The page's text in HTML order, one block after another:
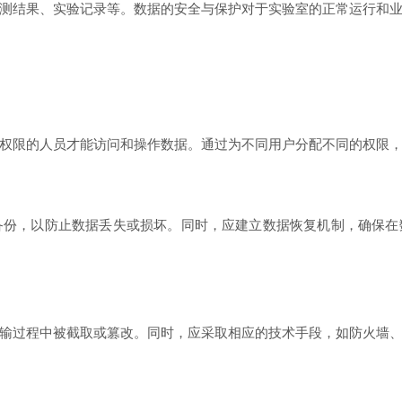
、实验记录等。数据的安全与保护对于实验室的正常运行和
人员才能访问和操作数据。通过为不同用户分配不同的权限
，以防止数据丢失或损坏。同时，应建立数据恢复机制，确保
中被截取或篡改。同时，应采取相应的技术手段，如防火墙